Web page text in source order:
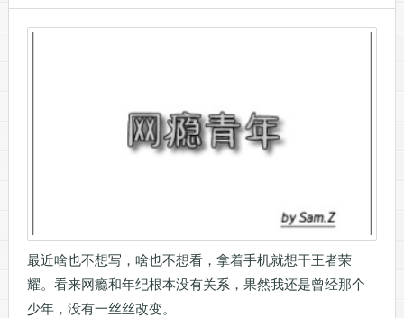
最近啥也不想写，啥也不想看，拿着手机就想干王者荣
耀。看来网瘾和年纪根本没有关系，果然我还是曾经那个
少年，没有一丝丝改变。